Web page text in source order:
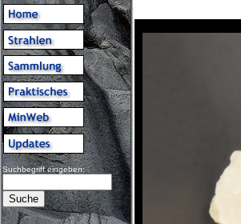
Suchbegriff eingeben: